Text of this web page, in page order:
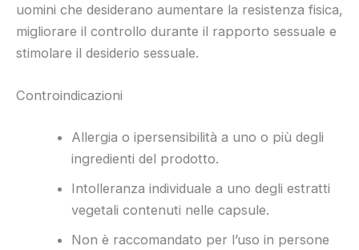
uomini che desiderano aumentare la resistenza fisica,
migliorare il controllo durante il rapporto sessuale e
stimolare il desiderio sessuale.
Controindicazioni
Allergia o ipersensibilità a uno o più degli
ingredienti del prodotto.
Intolleranza individuale a uno degli estratti
vegetali contenuti nelle capsule.
Non è raccomandato per l’uso in persone